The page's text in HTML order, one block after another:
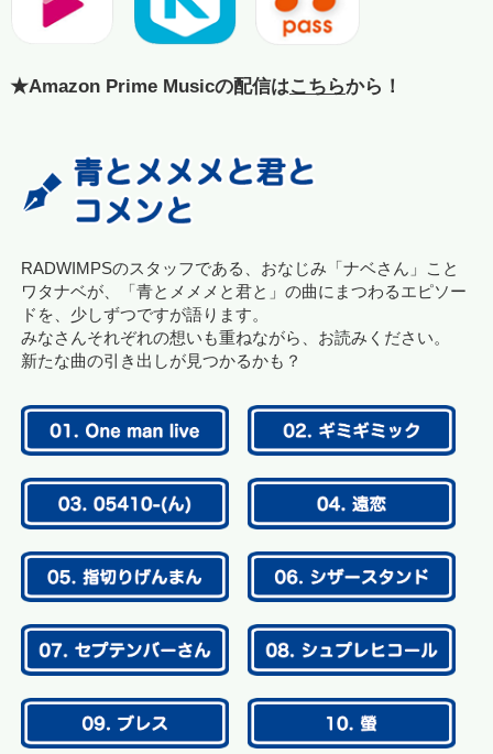
★Amazon Prime Musicの配信はこちらから！
RADWIMPSのスタッフである、おなじみ「ナベさん」こと
ワタナベが、「青とメメメと君と」の曲にまつわるエピソー
ドを、少しずつですが語ります。
みなさんそれぞれの想いも重ねながら、お読みください。
新たな曲の引き出しが見つかるかも？